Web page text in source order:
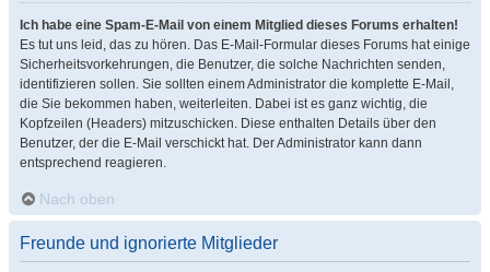
Ich habe eine Spam-E-Mail von einem Mitglied dieses Forums erhalten!
Es tut uns leid, das zu hören. Das E-Mail-Formular dieses Forums hat einige
Sicherheitsvorkehrungen, die Benutzer, die solche Nachrichten senden,
identifizieren sollen. Sie sollten einem Administrator die komplette E-Mail,
die Sie bekommen haben, weiterleiten. Dabei ist es ganz wichtig, die
Kopfzeilen (Headers) mitzuschicken. Diese enthalten Details über den
Benutzer, der die E-Mail verschickt hat. Der Administrator kann dann
entsprechend reagieren.
Nach oben
Freunde und ignorierte Mitglieder